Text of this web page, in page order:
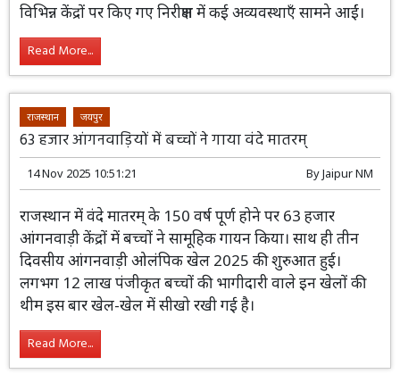
विभिन्न केंद्रों पर किए गए निरीक्षण में कई अव्यवस्थाएँ सामने आईं।
Read More...
राजस्थान जयपुर
63 हजार आंगनवाड़ियों में बच्चों ने गाया वंदे मातरम्
14 Nov 2025 10:51:21 ByJaipur NM
राजस्थान में वंदे मातरम् के 150 वर्ष पूर्ण होने पर 63 हजार
आंगनवाड़ी केंद्रों में बच्चों ने सामूहिक गायन किया। साथ ही तीन
दिवसीय आंगनवाड़ी ओलंपिक खेल 2025 की शुरुआत हुई।
लगभग 12 लाख पंजीकृत बच्चों की भागीदारी वाले इन खेलों की
थीम इस बार खेल-खेल में सीखो रखी गई है।
Read More...